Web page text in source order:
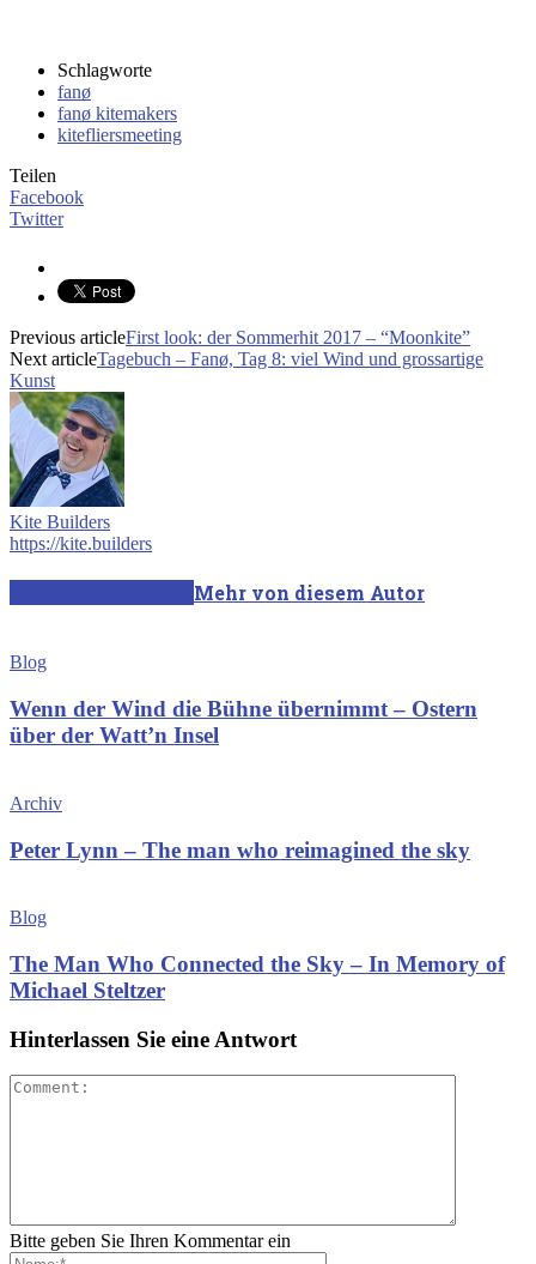
Schlagworte
fanø
fanø kitemakers
kitefliersmeeting
Teilen
Facebook
Twitter
Previous articleFirst look: der Sommerhit 2017 – “Moonkite”
Next articleTagebuch – Fanø, Tag 8: viel Wind und grossartige
Kunst
Kite Builders
https://kite.builders
Mehr von diesem Autor
Blog
Wenn der Wind die Bühne übernimmt – Ostern
über der Watt’n Insel
Archiv
Peter Lynn – The man who reimagined the sky
Blog
The Man Who Connected the Sky – In Memory of
Michael Steltzer
Hinterlassen Sie eine Antwort
Bitte geben Sie Ihren Kommentar ein